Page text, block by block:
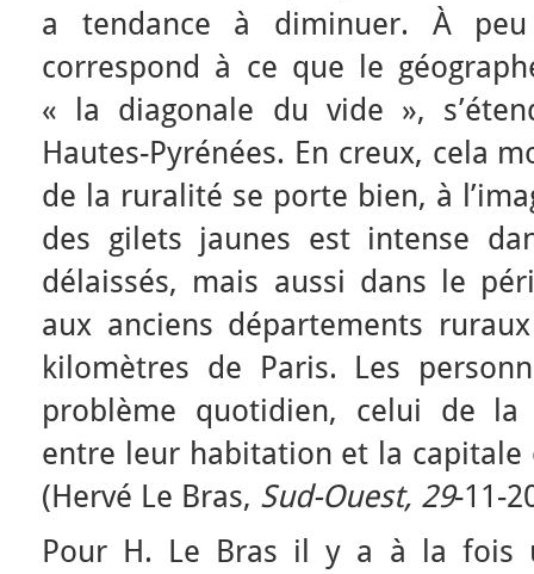
a tendance à diminuer. À
correspond à ce que le
« la diagonale du vide »,
Hautes-Pyrénées. En creux, cela
de la ruralité se porte bien, à
des gilets jaunes est intense
délaissés, mais aussi dans le
aux anciens départements
kilomètres de Paris. Les
problème quotidien, celui de la
entre leur habitation et la capitale
(Hervé Le Bras, Sud-Ouest, 29-11-
Pour H. Le Bras il y a à la fois